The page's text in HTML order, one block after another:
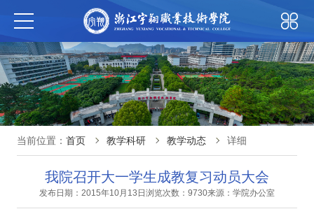
当前位置： 首页 教学科研 教学动态 详细
我院召开大一学生成教复习动员大会
发布日期：2015年10月13日 浏览次数：9730来源：学院办公室